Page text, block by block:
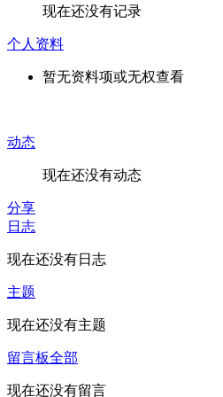
现在还没有记录
个人资料
暂无资料项或无权查看
动态
现在还没有动态
分享
日志
现在还没有日志
主题
现在还没有主题
留言板全部
现在还没有留言